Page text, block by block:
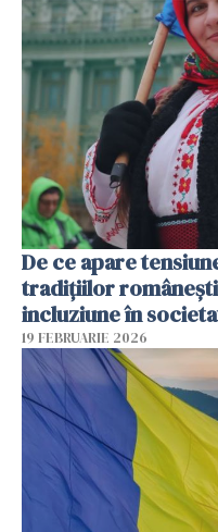
De ce apare
tradițiilor
incluziune în
19 FEBRUARIE 2026